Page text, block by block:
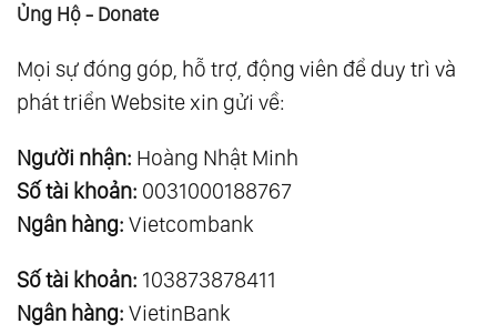
Ủng Hộ - Donate
Mọi sự đóng góp, hỗ trợ, động viên để duy trì và
phát triển Website xin gửi về:
Người nhận: Hoàng Nhật Minh
Số tài khoản: 0031000188767
Ngân hàng: Vietcombank
Số tài khoản: 103873878411
Ngân hàng: VietinBank